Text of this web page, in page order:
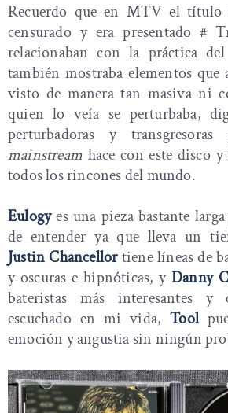
Recuerdo que en MTV el título
censurado y era presentado #
relacionaban con la práctica del
también mostraba elementos que
visto de manera tan masiva ni
quien lo veía se perturbaba,
perturbadoras y
mainstream hace con este disco
todos los rincones del mundo.
Eulogyes una pieza bastante
de entender ya que lleva un
Justin Chancellortiene líneas de
y oscuras e hipnóticas, yDanny
bateristas más interesantes y
escuchado en mi vida,Tool
emoción y angustia sin ningún